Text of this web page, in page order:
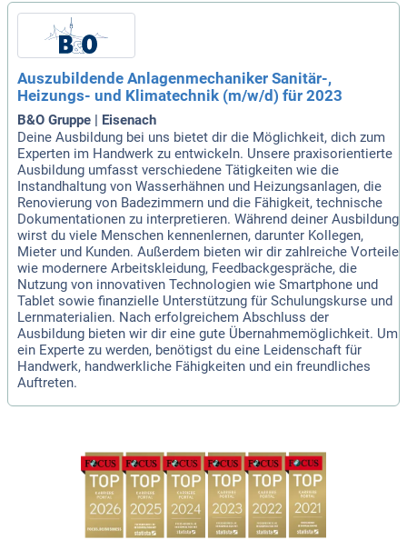
Auszubildende Anlagenmechaniker Sanitär-,
Heizungs- und Klimatechnik (m/w/d) für 2023
B&O Gruppe | Eisenach
Deine Ausbildung bei uns bietet dir die Möglichkeit, dich zum
Experten im Handwerk zu entwickeln. Unsere praxisorientierte
Ausbildung umfasst verschiedene Tätigkeiten wie die
Instandhaltung von Wasserhähnen und Heizungsanlagen, die
Renovierung von Badezimmern und die Fähigkeit, technische
Dokumentationen zu interpretieren. Während deiner Ausbildung
wirst du viele Menschen kennenlernen, darunter Kollegen,
Mieter und Kunden. Außerdem bieten wir dir zahlreiche Vorteile
wie modernere Arbeitskleidung, Feedbackgespräche, die
Nutzung von innovativen Technologien wie Smartphone und
Tablet sowie finanzielle Unterstützung für Schulungskurse und
Lernmaterialien. Nach erfolgreichem Abschluss der
Ausbildung bieten wir dir eine gute Übernahmemöglichkeit. Um
ein Experte zu werden, benötigst du eine Leidenschaft für
Handwerk, handwerkliche Fähigkeiten und ein freundliches
Auftreten.